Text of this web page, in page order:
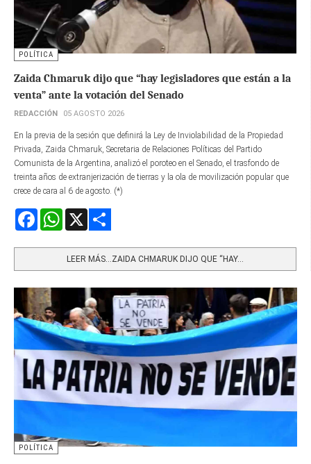
POLÍTICA
Zaida Chmaruk dijo que “hay legisladores que están a la
venta” ante la votación del Senado
REDACCIÓN 05 AGOSTO 2026
En la previa de la sesión que definirá la Ley de Inviolabilidad de la Propiedad
Privada, Zaida Chmaruk, Secretaria de Relaciones Políticas del Partido
Comunista de la Argentina, analizó el poroteo en el Senado, el trasfondo de
treinta años de extranjerización de tierras y la ola de movilización popular que
crece de cara al 6 de agosto. (*)
FacebookWhatsApp
LEER MÁS…ZAIDA CHMARUK DIJO QUE “HAY...
POLÍTICA